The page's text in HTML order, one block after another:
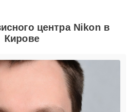
центра Nikon в
Кирове